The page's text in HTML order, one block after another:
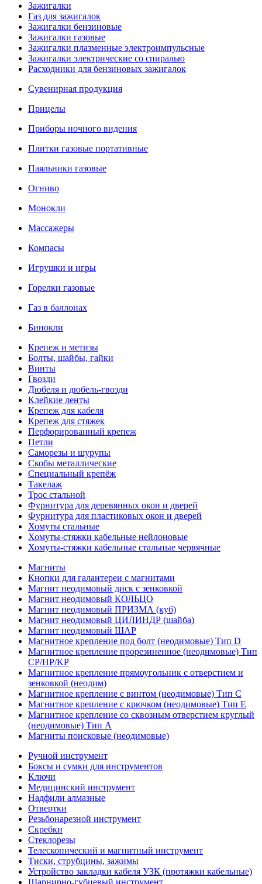
Зажигалки
Газ для зажигалок
Зажигалки бензиновые
Зажигалки газовые
Зажигалки плазменные электроимпульсные
Зажигалки электрические со спиралью
Расходники для бензиновых зажигалок
Сувенирная продукция
Прицелы
Приборы ночного видения
Плитки газовые портативные
Паяльники газовые
Огниво
Монокли
Массажеры
Компасы
Игрушки и игры
Горелки газовые
Газ в баллонах
Бинокли
Крепеж и метизы
Болты, шайбы, гайки
Винты
Гвозди
Дюбеля и дюбель-гвозди
Клейкие ленты
Крепеж для кабеля
Крепеж для стяжек
Перфорированный крепеж
Петли
Саморезы и шурупы
Скобы металлические
Специальный крепёж
Такелаж
Трос стальной
Фурнитура для деревянных окон и дверей
Фурнитура для пластиковых окон и дверей
Хомуты стальные
Хомуты-стяжки кабельные нейлоновые
Хомуты-стяжки кабельные стальные червячные
Магниты
Кнопки для галантереи с магнитами
Магнит неодимовый диск с зенковкой
Магнит неодимовый КОЛЬЦО
Магнит неодимовый ПРИЗМА (куб)
Магнит неодимовый ЦИЛИНДР (шайба)
Магнит неодимовый ШАР
Магнитное крепление под болт (неодимовые) Тип D
Магнитное крепление прорезиненное (неодимовые) Тип
CP/HP/KP
Магнитное крепление прямоугольник с отверстием и
зенковкой (неодим)
Магнитное крепление с винтом (неодимовые) Тип С
Магнитное крепление с крючком (неодимовые) Тип Е
Магнитное крепление со сквозным отверстием круглый
(неодимовые) Тип А
Магниты поисковые (неодимовые)
Ручной инструмент
Боксы и сумки для инструментов
Ключи
Медицинский инструмент
Надфили алмазные
Отвертки
Резьбонарезной инструмент
Скребки
Стеклорезы
Телескопический и магнитный инструмент
Тиски, струбцины, зажимы
Устройство закладки кабеля УЗК (протяжки кабельные)
Шарнирно-губцевый инструмент